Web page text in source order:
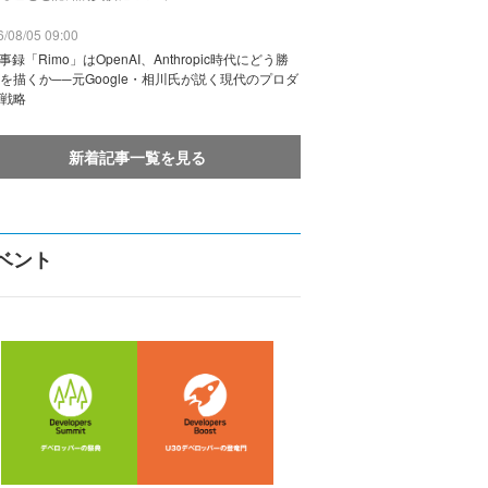
08/05 09:00
録「Rimo」はOpenAI、Anthropic時代にどう勝
描くか──元Google・相川氏が説く現代のプロダ
略
新着記事一覧を見る
ント